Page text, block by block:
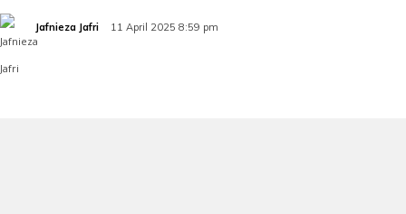
Jafnieza Jafri 11 April 2025 8:59 pm